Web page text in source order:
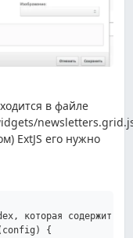
в файле
ExtJS его нужно
которая содержит
{